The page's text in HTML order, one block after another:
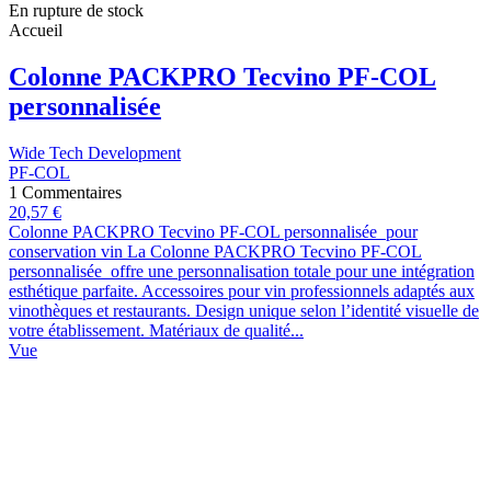
En rupture de stock
Accueil
Colonne PACKPRO Tecvino PF-COL
personnalisée
Wide Tech Development
PF-COL
1 Commentaires
20,57 €
Colonne PACKPRO Tecvino PF-COL personnalisée pour
conservation vin La Colonne PACKPRO Tecvino PF-COL
personnalisée offre une personnalisation totale pour une intégration
esthétique parfaite. Accessoires pour vin professionnels adaptés aux
vinothèques et restaurants. Design unique selon l’identité visuelle de
votre établissement. Matériaux de qualité...
Vue